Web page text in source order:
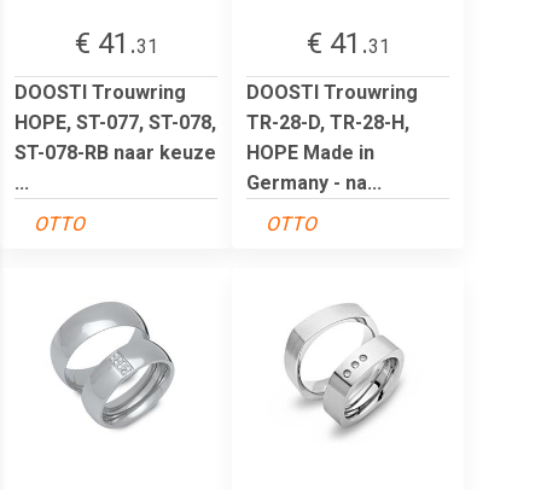
€ 41.31
DOOSTI Trouwring
HOPE, ST-077, ST-078,
ST-078-RB naar keuze
...
OTTO
€ 41.31
DOOSTI Trouwring
TR-28-D, TR-28-H,
HOPE Made in
Germany - na...
OTTO